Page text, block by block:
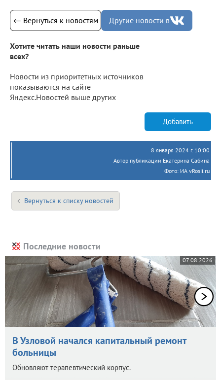
← Вернуться к новостям Другие новости в
Хотите читать наши новости раньше
всех?
Новости из приоритетных источников
показываются на сайте
Яндекс.Новостей выше других
Добавить
8 января 2024 г. 10:00
Автор публикации Екатерина Сабина
Фото: ИА vRosii.ru
Вернуться к списку новостей
Последние новости
07.08.2026
В Узловой начался капитальный ремонт
больницы
Обновляют терапевтический корпус.